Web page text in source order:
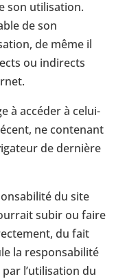
son utilisation.
de son
de même il
ou indirects
à accéder à celui-
ne contenant
de dernière
du site
subir ou faire
du fait
la responsabilité
l’utilisation du